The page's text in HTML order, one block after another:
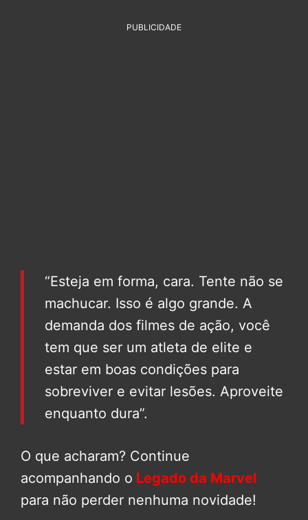
PUBLICIDADE
“Esteja em forma, cara. Tente não se
machucar. Isso é algo grande. A
demanda dos filmes de ação, você
tem que ser um atleta de elite e
estar em boas condições para
sobreviver e evitar lesões. Aproveite
enquanto dura”.
O que acharam? Continue
acompanhando o Legado da Marvel
para não perder nenhuma novidade!